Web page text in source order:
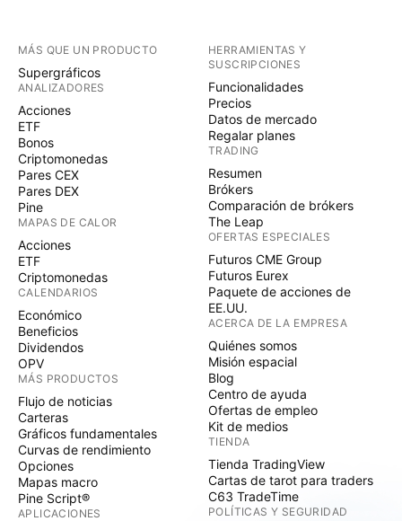
MÁS QUE UN PRODUCTO
Supergráficos
ANALIZADORES
Acciones
ETF
Bonos
Criptomonedas
Pares CEX
Pares DEX
Pine
MAPAS DE CALOR
Acciones
ETF
Criptomonedas
CALENDARIOS
Económico
Beneficios
Dividendos
OPV
MÁS PRODUCTOS
Flujo de noticias
Carteras
Gráficos fundamentales
Curvas de rendimiento
Opciones
Mapas macro
Pine Script®
APLICACIONES
HERRAMIENTAS Y
SUSCRIPCIONES
Funcionalidades
Precios
Datos de mercado
Regalar planes
TRADING
Resumen
Brókers
Comparación de brókers
The Leap
OFERTAS ESPECIALES
Futuros CME Group
Futuros Eurex
Paquete de acciones de
EE.UU.
ACERCA DE LA EMPRESA
Quiénes somos
Misión espacial
Blog
Centro de ayuda
Ofertas de empleo
Kit de medios
TIENDA
Tienda TradingView
Cartas de tarot para traders
C63 TradeTime
POLÍTICAS Y SEGURIDAD